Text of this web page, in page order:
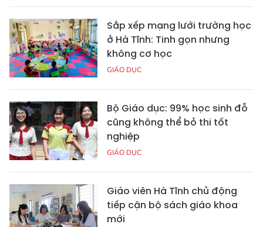
Sắp xếp mạng lưới trường học
ở Hà Tĩnh: Tinh gọn nhưng
không cơ học
GIÁO DỤC
Bộ Giáo dục: 99% học sinh đỗ
cũng không thể bỏ thi tốt
nghiệp
GIÁO DỤC
Giáo viên Hà Tĩnh chủ động
tiếp cận bộ sách giáo khoa
mới